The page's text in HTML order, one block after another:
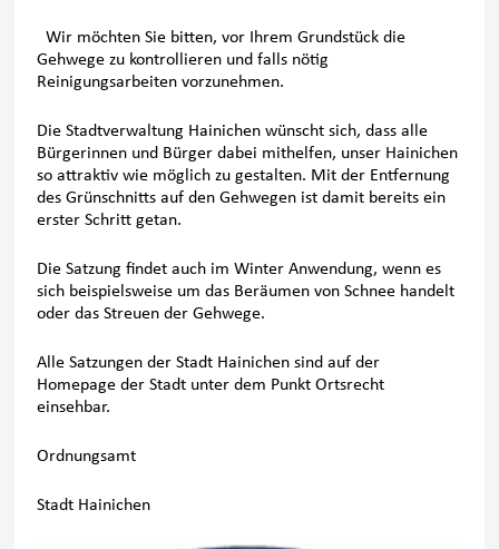
Wir möchten Sie bitten, vor Ihrem Grundstück die
Gehwege zu kontrollieren und falls nötig
Reinigungsarbeiten vorzunehmen.
Die Stadtverwaltung Hainichen wünscht sich, dass alle
Bürgerinnen und Bürger dabei mithelfen, unser Hainichen
so attraktiv wie möglich zu gestalten. Mit der Entfernung
des Grünschnitts auf den Gehwegen ist damit bereits ein
erster Schritt getan.
Die Satzung findet auch im Winter Anwendung, wenn es
sich beispielsweise um das Beräumen von Schnee handelt
oder das Streuen der Gehwege.
Alle Satzungen der Stadt Hainichen sind auf der
Homepage der Stadt unter dem Punkt Ortsrecht
einsehbar.
Ordnungsamt
Stadt Hainichen